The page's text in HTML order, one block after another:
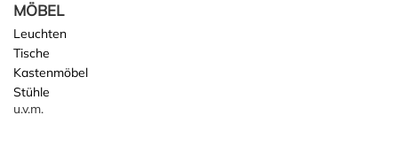
MÖBEL
Leuchten
Tische
Kastenmöbel
Stühle
u.v.m.